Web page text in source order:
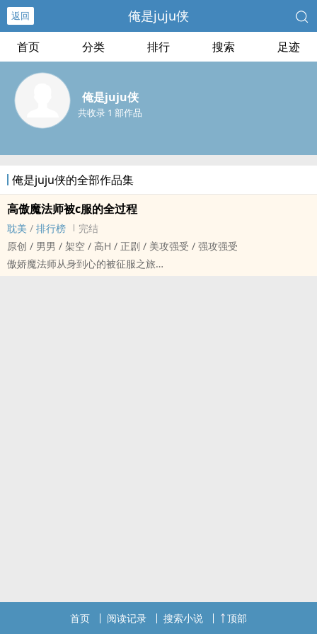
返回 俺是juju侠
首页 分类 排行 搜索 足迹
俺是juju侠
共收录 1 部作品
俺是juju侠的全部作品集
高傲魔法师被c服的全过程
耽美 / 排行榜
完结
原创 / 男男 / 架空 / ‌‌高‍H‎ / 正剧 / 美攻强受 / 强攻强受
傲娇魔法师从身到心的被征服之旅
首页 阅读记录 搜索小说 顶部